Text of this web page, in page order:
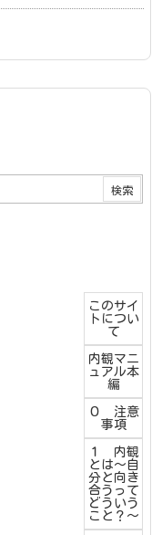
このサイ
トについ
て
内観マニ
ュアル本
編
０ 注意
事項
１ 内観
とは～自
分と向き
合うって
どういう
こと？～